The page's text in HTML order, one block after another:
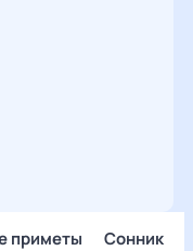
приметы Сонник